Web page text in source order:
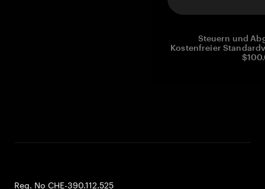
Steuern und
Kostenfreier
Reg. No CHE-390.112.525